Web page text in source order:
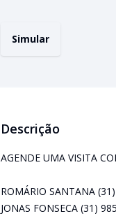
Simular
Descrição
AGENDE UMA VISITA
ROMÁRIO SANTANA
JONAS FONSECA (31)